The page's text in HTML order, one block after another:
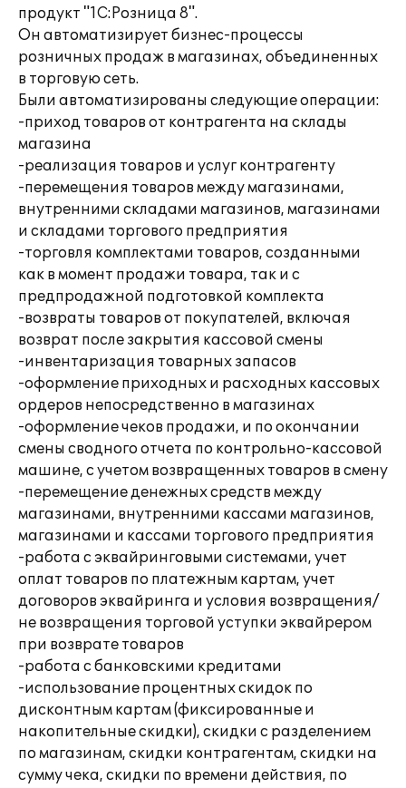
продукт "1С:Розница 8".
Он автоматизирует бизнес-процессы
розничных продаж в магазинах, объединенных
в торговую сеть.
Были автоматизированы следующие операции:
-приход товаров от контрагента на склады
магазина
-реализация товаров и услуг контрагенту
-перемещения товаров между магазинами,
внутренними складами магазинов, магазинами
и складами торгового предприятия
-торговля комплектами товаров, созданными
как в момент продажи товара, так и с
предпродажной подготовкой комплекта
-возвраты товаров от покупателей, включая
возврат после закрытия кассовой смены
-инвентаризация товарных запасов
-оформление приходных и расходных кассовых
ордеров непосредственно в магазинах
-оформление чеков продажи, и по окончании
смены сводного отчета по контрольно-кассовой
машине, с учетом возвращенных товаров в смену
-перемещение денежных средств между
магазинами, внутренними кассами магазинов,
магазинами и кассами торгового предприятия
-работа с эквайринговыми системами, учет
оплат товаров по платежным картам, учет
договоров эквайринга и условия возвращения/
не возвращения торговой уступки эквайрером
при возврате товаров
-работа с банковскими кредитами
-использование процентных скидок по
дисконтным картам (фиксированные и
накопительные скидки), скидки с разделением
по магазинам, скидки контрагентам, скидки на
сумму чека, скидки по времени действия, по